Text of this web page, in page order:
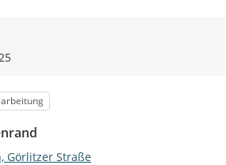
Zur Äußerung
Görlitzer Straße